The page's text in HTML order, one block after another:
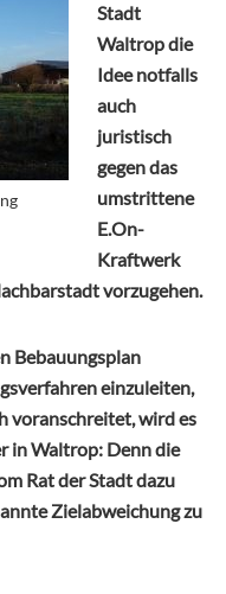
Stadt
Waltrop die
Idee notfalls
auch
juristisch
gegen das
umstrittene
E.On-
Kraftwerk
vorzugehen.
Bebauungsplan
einzuleiten,
voranschreitet, wird es
in Waltrop: Denn die
Rat der Stadt dazu
Zielabweichung zu